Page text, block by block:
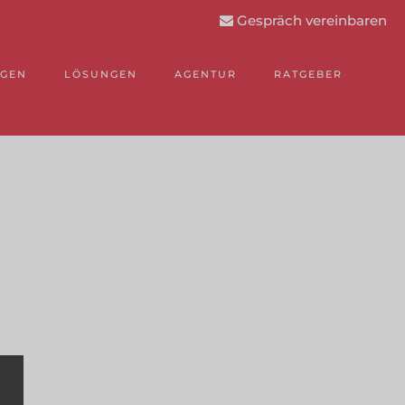
LÖSUNGEN AGENTUR RATGEBER
Gespräch vereinbaren